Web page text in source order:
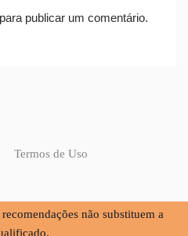
para publicar um comentário.
Termos de Uso
não substituem a